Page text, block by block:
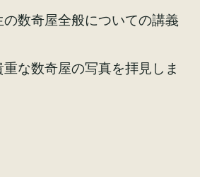
の数奇屋全般についての講義
な数奇屋の写真を拝見しま